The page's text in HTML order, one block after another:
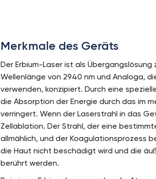
Merkmale des Geräts
Der Erbium-Laser ist als
Wellenlänge von 2940 nm und Analoga,
verwenden, konzipiert. Durch eine
die Absorption der Energie durch das im
verringert. Wenn der Laserstrahl in das
Zellablation. Der Strahl, der eine
allmählich, und der Koagulationsprozess
die Haut nicht beschädigt wird und die
berührt werden.